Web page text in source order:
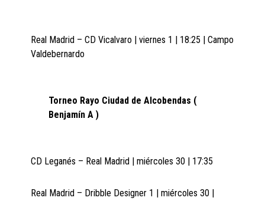
Real Madrid – CD Vicalvaro | viernes 1 | 18:25 | Campo
Valdebernardo
Torneo Rayo Ciudad de Alcobendas (
Benjamín A )
CD Leganés – Real Madrid | miércoles 30 | 17:35
Real Madrid – Dribble Designer 1 | miércoles 30 |